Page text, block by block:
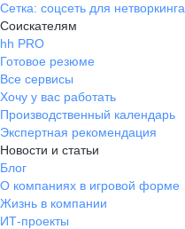
Сетка: соцсеть для нетворкинга
Соискателям
hh PRO
Готовое резюме
Все сервисы
Хочу у вас работать
Производственный календарь
Экспертная рекомендация
Новости и статьи
Блог
О компаниях в игровой форме
Жизнь в компании
ИТ-проекты